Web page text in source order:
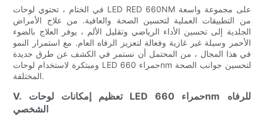
في الختام ، تحتوي لوحات LED RED 660NM على مجموعة واسعة
من التطبيقات العملية لتحسين الصحة والعافية. من علاج الأمراض
الجلدية إلى تحسين الأداء الرياضي وتقليل الألم ، يوفر العلاج بالضوء
الأحمر وسيلة غير غازية وفعالة لتعزيز الرفاه العام. مع استمرار النمو
في هذا المجال ، من المحتمل أن نستمر في الكشف عن طرق جديدة
ومبتكرة لاستخدام لوحات LED حمراء 660nm لتحسين جوانب الصحة
المختلفة.
V. تعظيم إمكانات لوحات LED حمراء 660nm للرفاه
الشخصي